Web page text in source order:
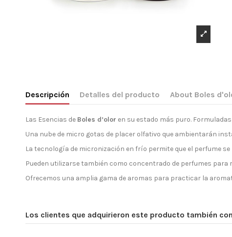
Descripción Detalles del producto About Boles
Las Esencias de Boles d’olor en su estado más puro.
Una nube de micro gotas de placer olfativo que ambientarán
La tecnología de micronización en frío permite que el perfume
Pueden utilizarse también como concentrado de perfumes
Ofrecemos una amplia gama de aromas para practicar la
Los clientes que adquirieron este producto también